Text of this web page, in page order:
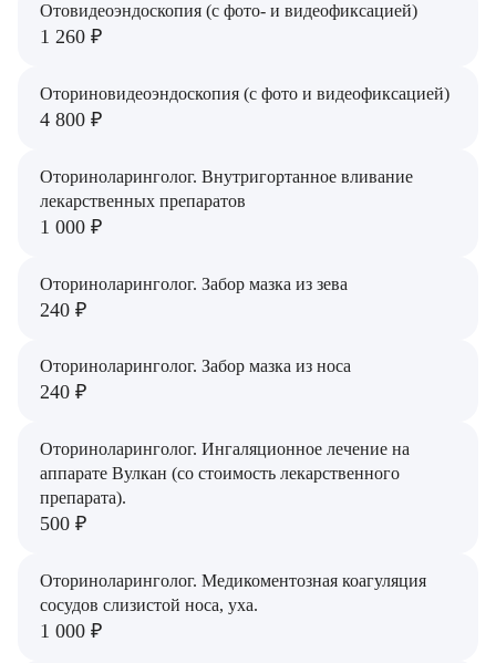
Отовидеоэндоскопия (с фото- и видеофиксацией)
1 260 ₽
Оториновидеоэндоскопия (с фото и видеофиксацией)
4 800 ₽
Оториноларинголог. Внутригортанное вливание
лекарственных препаратов
1 000 ₽
Оториноларинголог. Забор мазка из зева
240 ₽
Оториноларинголог. Забор мазка из носа
240 ₽
Оториноларинголог. Ингаляционное лечение на
аппарате Вулкан (со стоимость лекарственного
препарата).
500 ₽
Оториноларинголог. Медикоментозная коагуляция
сосудов слизистой носа, уха.
1 000 ₽